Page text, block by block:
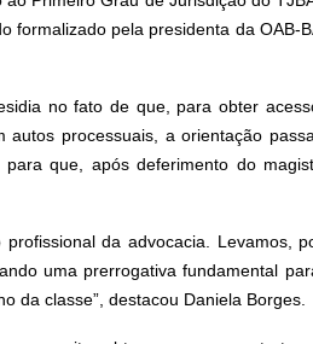
formalizado pela presidenta da OAB-
no fato de que, para obter
processuais, a orientação
que, após deferimento do
da advocacia. Levamos,
uma prerrogativa fundamental
da classe”, destacou Daniela Borges.